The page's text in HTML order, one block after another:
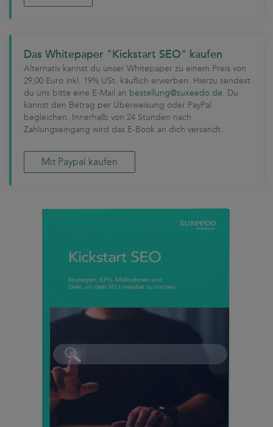
Das Whitepaper "Kickstart SEO" kaufen
Alternativ kannst du unser Whitepaper zu einem Preis von
29,00 Euro inkl. 19% USt. käuflich erwerben. Hierzu sendest
du uns bitte eine E-Mail an bestellung@suxeedo.de. Du
kannst den Betrag per Überweisung oder PayPal
begleichen. Innerhalb von 24 Stunden nach
Zahlungseingang wird das E-Book an dich versandt.
Mit Paypal kaufen